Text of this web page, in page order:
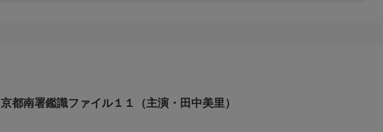
京都南署鑑識ファイル１１（主演・田中美里）